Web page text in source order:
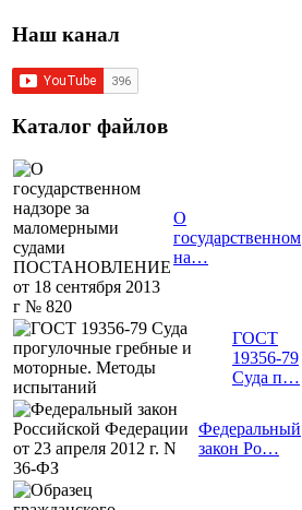
Наш канал
Каталог файлов
О
государственном
на…
ГОСТ
19356-79
Суда п…
Федеральный
закон Ро…